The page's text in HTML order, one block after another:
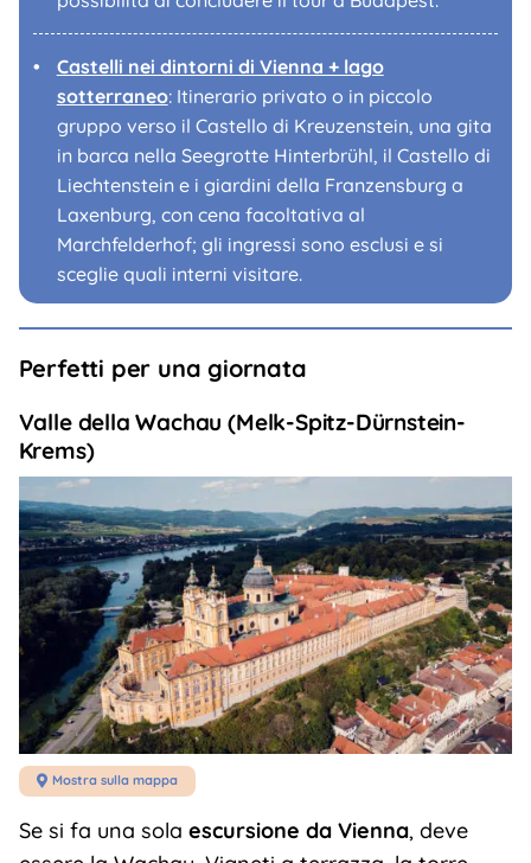
Castelli nei dintorni di Vienna + lago
sotterraneo: Itinerario privato o in piccolo
gruppo verso il Castello di Kreuzenstein, una gita
in barca nella Seegrotte Hinterbrühl, il Castello di
Liechtenstein e i giardini della Franzensburg a
Laxenburg, con cena facoltativa al
Marchfelderhof; gli ingressi sono esclusi e si
sceglie quali interni visitare.
Perfetti per una giornata
Valle della Wachau (Melk-Spitz-Dürnstein-
Krems)
 Mostra sulla mappa
Se si fa una sola escursione da Vienna, deve